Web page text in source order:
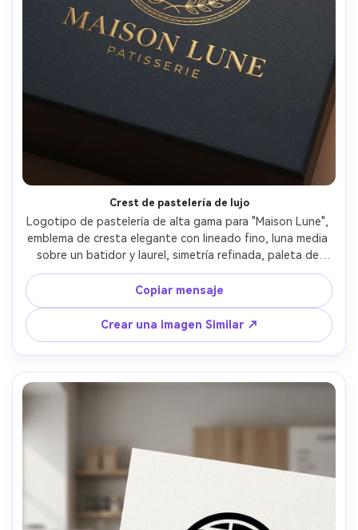
Crest de pastelería de lujo
Logotipo de pastelería de alta gama para "Maison Lune",
emblema de cresta elegante con lineado fino, luna media
sobre un batidor y laurel, simetría refinada, paleta de
colores de oro y carbón, marca de palabras serif
elegante, ornamento mínimo, vector plano, sensación de
boutique premium, suave iluminación cinematográfica- -ar
4:5
Copiar mensaje
Crear una imagen Similar ↗